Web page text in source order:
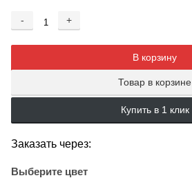
-
+
В корзину
Товар в корзине
Купить в 1 клик
Заказать через:
Выберите цвет